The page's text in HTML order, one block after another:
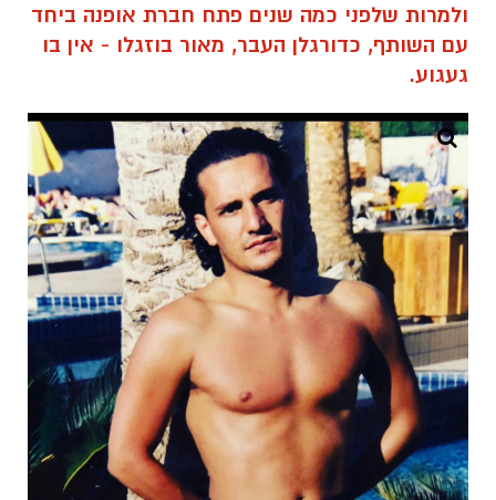
ולמרות שלפני כמה שנים פתח חברת אופנה ביחד
עם השותף, כדורגלן העבר, מאור בוזגלו - אין בו
געגוע.